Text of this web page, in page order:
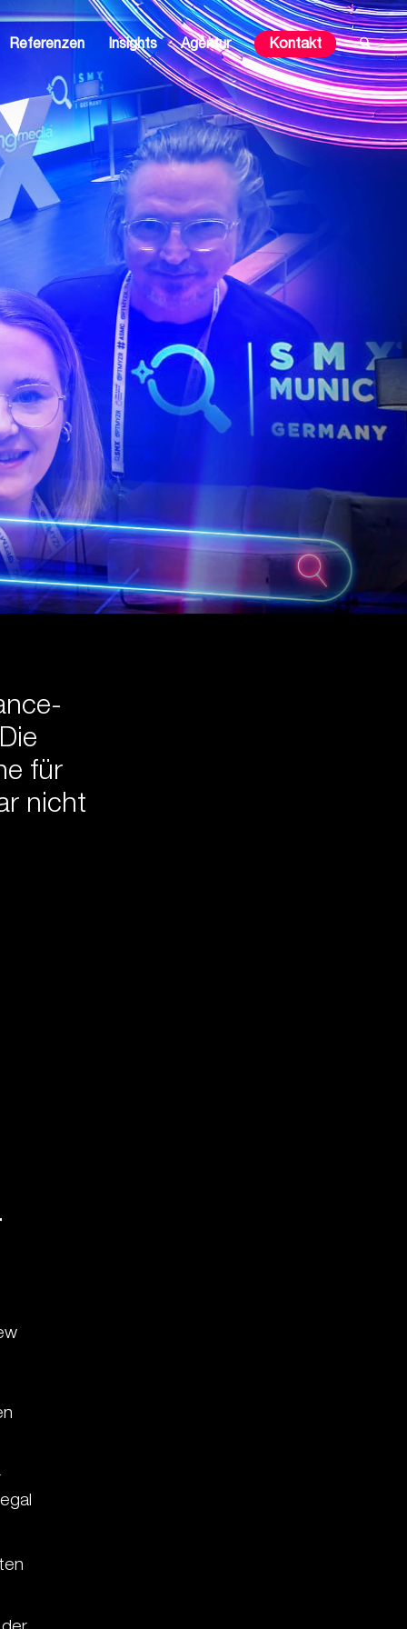
Referenzen Insights Agentur Kontakt
für
nicht